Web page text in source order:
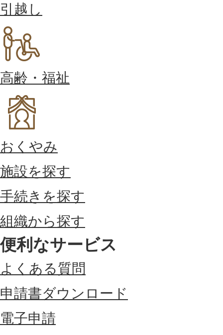
引越し
高齢・福祉
おくやみ
施設を探す
手続きを探す
組織から探す
便利なサービス
よくある質問
申請書ダウンロード
電子申請